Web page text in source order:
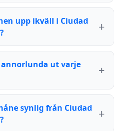
upp ikväll i Ciudad
ut varje
synlig från Ciudad